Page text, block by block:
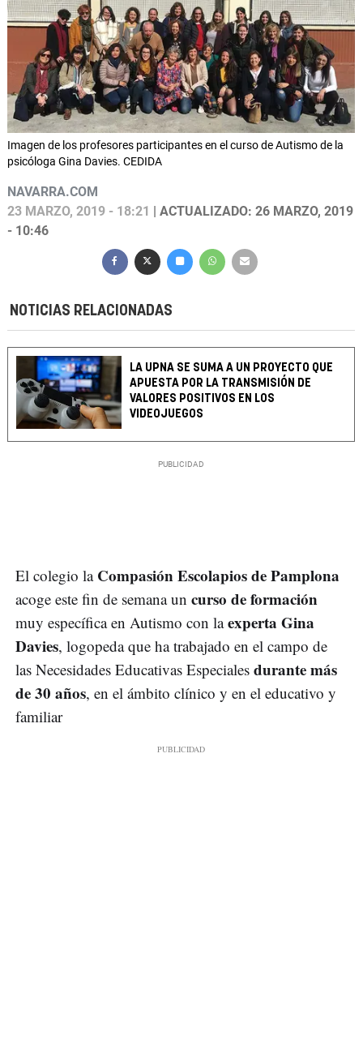
Imagen de los profesores participantes en el curso de Autismo de la
psicóloga Gina Davies. CEDIDA
NAVARRA.COM
23 MARZO, 2019 - 18:21
| ACTUALIZADO: 26 MARZO, 2019
- 10:46
NOTICIAS RELACIONADAS
LA UPNA SE SUMA A UN PROYECTO QUE
APUESTA POR LA TRANSMISIÓN DE
VALORES POSITIVOS EN LOS
VIDEOJUEGOS
El colegio laCompasión Escolapios de Pamplona
acoge este fin de semana un curso de formación
muy específica en Autismo con laexperta Gina
Davies, logopeda que ha trabajado en el campo de
las Necesidades Educativas Especiales durante más
de 30 años, en el ámbito clínico y en el educativo y
familiar